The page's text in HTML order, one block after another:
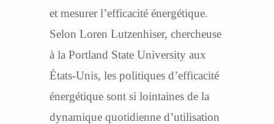
et mesurer l’efficacité énergétique.
Selon Loren Lutzenhiser, chercheuse
à la Portland State University aux
États-Unis, les politiques d’efficacité
énergétique sont si lointaines de la
dynamique quotidienne d’utilisation